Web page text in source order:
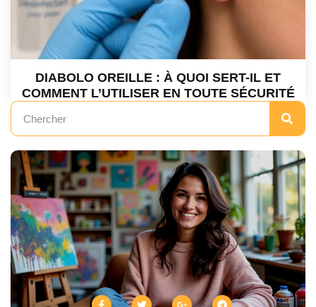
DIABOLO OREILLE : À QUOI SERT-IL ET
COMMENT L’UTILISER EN TOUTE SÉCURITÉ